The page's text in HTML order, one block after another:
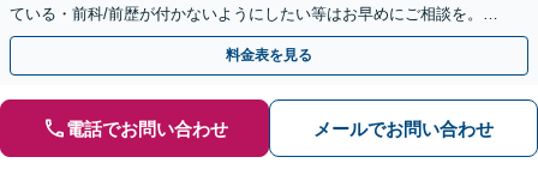
ている・前科/前歴が付かないようにしたい等はお早めにご相談を。迅
速に的確な対応に定評あり【分割払い可】
料金表を見る
電話でお問い合わせ メールでお問い合わせ